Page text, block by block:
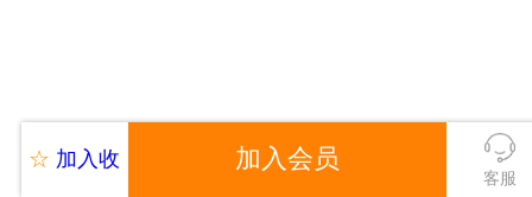
☆ 加入收 加入会员
客服